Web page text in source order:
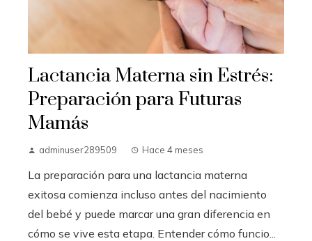
Lactancia Materna sin Estrés:
Preparación para Futuras
Mamás
adminuser289509 Hace 4 meses
La preparación para una lactancia materna
exitosa comienza incluso antes del nacimiento
del bebé y puede marcar una gran diferencia en
cómo se vive esta etapa. Entender cómo funcio...